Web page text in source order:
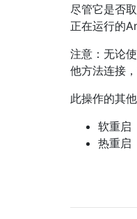
尽管它是否
正在运行的
注意：无论
他方法连接
此操作的其他
软重启
热重启